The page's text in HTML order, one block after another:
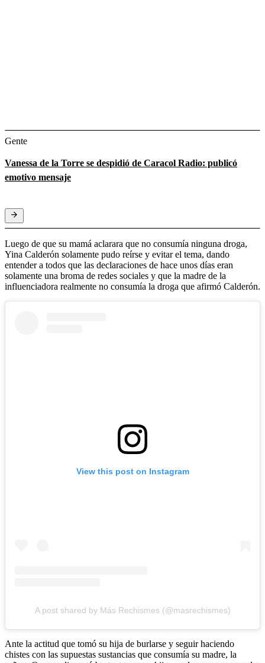
Gente
Vanessa de la Torre se despidió de Caracol Radio: publicó
emotivo mensaje
Luego de que su mamá aclarara que no consumía ninguna droga,
Yina Calderón solamente pudo reírse y evitar el tema, dando
entender a todos que las declaraciones de hace unos días eran
solamente una broma de redes sociales y que la madre de la
influenciadora realmente no consumía la droga que afirmó Calderón.
View this post on Instagram
A post shared by Más Rechismes (@masrechismes)
Ante la actitud que tomó su hija de burlarse y seguir haciendo
chistes con las supuestas sustancias que consumía su madre, la